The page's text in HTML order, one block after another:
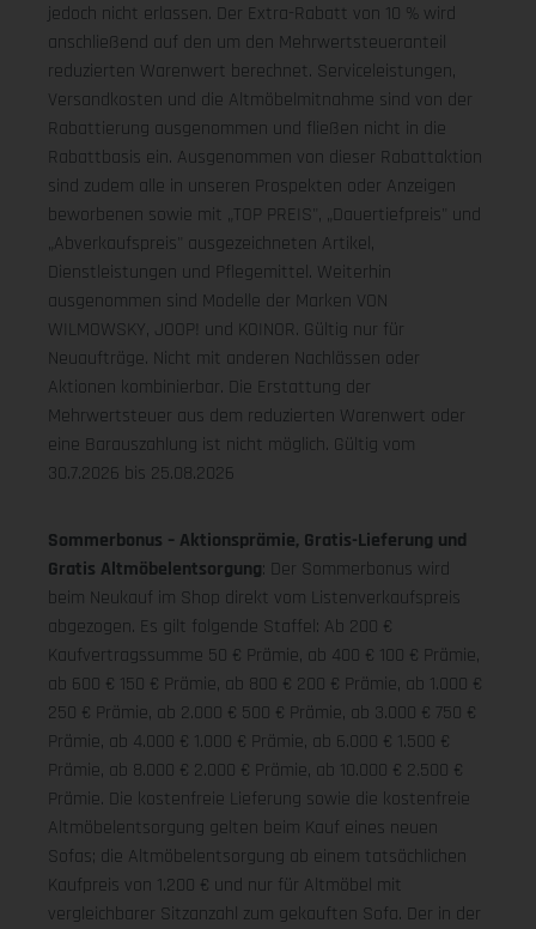
jedoch nicht erlassen. Der Extra-Rabatt von 10 % wird
anschließend auf den um den Mehrwertsteueranteil
reduzierten Warenwert berechnet. Serviceleistungen,
Versandkosten und die Altmöbelmitnahme sind von der
Rabattierung ausgenommen und fließen nicht in die
Rabattbasis ein. Ausgenommen von dieser Rabattaktion
sind zudem alle in unseren Prospekten oder Anzeigen
beworbenen sowie mit „TOP PREIS", „Dauertiefpreis" und
„Abverkaufspreis" ausgezeichneten Artikel,
Dienstleistungen und Pflegemittel. Weiterhin
ausgenommen sind Modelle der Marken VON
WILMOWSKY, JOOP! und KOINOR. Gültig nur für
Neuaufträge. Nicht mit anderen Nachlässen oder
Aktionen kombinierbar. Die Erstattung der
Mehrwertsteuer aus dem reduzierten Warenwert oder
eine Barauszahlung ist nicht möglich. Gültig vom
30.7.2026 bis 25.08.2026
Sommerbonus – Aktionsprämie, Gratis-Lieferung und
Gratis Altmöbelentsorgung: Der Sommerbonus wird
beim Neukauf im Shop direkt vom Listenverkaufspreis
abgezogen. Es gilt folgende Staffel: Ab 200 €
Kaufvertragssumme 50 € Prämie, ab 400 € 100 € Prämie,
ab 600 € 150 € Prämie, ab 800 € 200 € Prämie, ab 1.000 €
250 € Prämie, ab 2.000 € 500 € Prämie, ab 3.000 € 750 €
Prämie, ab 4.000 € 1.000 € Prämie, ab 6.000 € 1.500 €
Prämie, ab 8.000 € 2.000 € Prämie, ab 10.000 € 2.500 €
Prämie. Die kostenfreie Lieferung sowie die kostenfreie
Altmöbelentsorgung gelten beim Kauf eines neuen
Sofas; die Altmöbelentsorgung ab einem tatsächlichen
Kaufpreis von 1.200 € und nur für Altmöbel mit
vergleichbarer Sitzanzahl zum gekauften Sofa. Der in der